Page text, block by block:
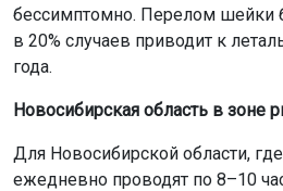
бессимптомно. Перелом шейки
в 20% случаев приводит к
года.
Новосибирская область в зоне
Для Новосибирской области,
ежедневно проводят по 8–10